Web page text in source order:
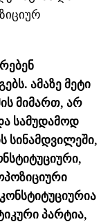
ამაზე მეტი
მიმართ, არ
სამუდამოდ
სინამდვილეში,
პარტია,